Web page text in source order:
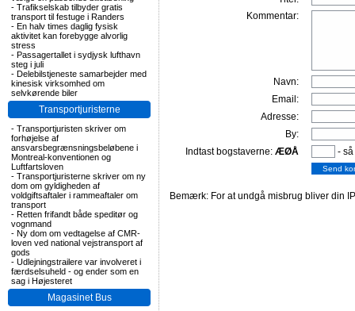
- Trafikselskab tilbyder gratis
transport til festuge i Randers
- En halv times daglig fysisk
aktivitet kan forebygge alvorlig
stress
- Passagertallet i sydjysk lufthavn
steg i juli
- Delebilstjeneste samarbejder med
kinesisk virksomhed om
selvkørende biler
Transportjuristerne
- Transportjuristen skriver om
forhøjelse af
ansvarsbegrænsningsbeløbene i
Montreal-konventionen og
Luftfartsloven
- Transportjuristerne skriver om ny
dom om gyldigheden af
voldgiftsaftaler i rammeaftaler om
transport
- Retten frifandt både speditør og
vognmand
- Ny dom om vedtagelse af CMR-
loven ved national vejstransport af
gods
- Udlejningstrailere var involveret i
færdselsuheld - og ender som en
sag i Højesteret
Magasinet Bus
Kommentar:
Navn:
Email:
Adresse:
By:
Indtast bogstaverne: ÆØÅ -
Bemærk: For at undgå misbrug bliver din